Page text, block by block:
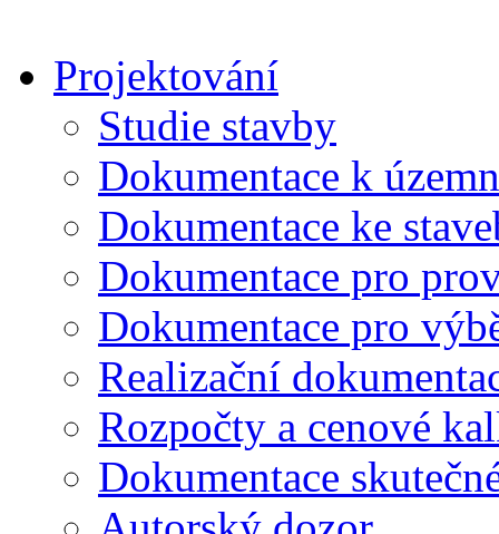
Projektování
Studie stavby
Dokumentace k
Dokumentace ke
Dokumentace pro
Dokumentace pro
Realizační
Rozpočty a cenové
Dokumentace